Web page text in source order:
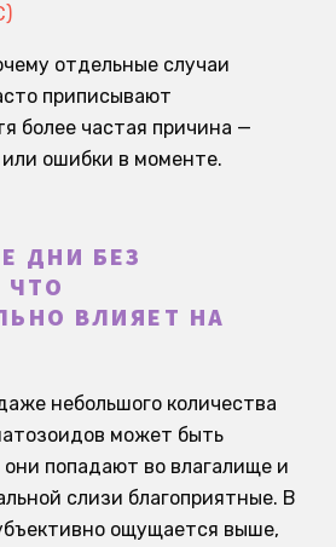
отдельные случаи
приписывают
более частая причина —
ошибки в моменте.
ДНИ БЕЗ
ЧТО
ВЛИЯЕТ НА
небольшого количества
может быть
попадают во влагалище и
слизи благоприятные. В
ощущается выше,